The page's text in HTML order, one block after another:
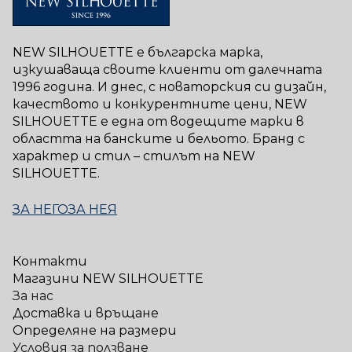
NEW SILHOUETTE е българска марка,
изкушаваща своите клиенти от далечната
1996 година. И днес, с новаторския си дизайн,
качеството и конкурентните цени, NEW
SILHOUETTE е една от водещите марки в
областта на банските и бельото. Бранд с
характер и стил – стилът на NEW
SILHOUETTE.
ЗА НЕГОЗА НЕЯ
Контакти
Магазини NEW SILHOUETTE
За нас
Доставка и връщане
Определяне на размери
Условия за ползване